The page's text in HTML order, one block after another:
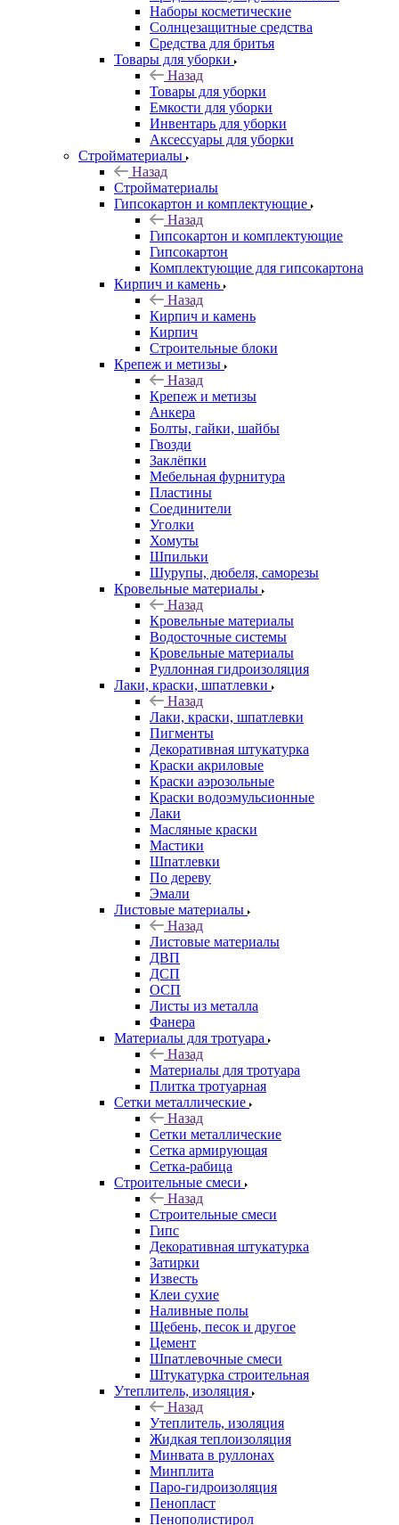
Наборы косметические
Солнцезащитные средства
Средства для бритья
Товары для уборки
Назад
Товары для уборки
Емкости для уборки
Инвентарь для уборки
Аксессуары для уборки
Стройматериалы
Назад
Стройматериалы
Гипсокартон и комплектующие
Назад
Гипсокартон и комплектующие
Гипсокартон
Комплектующие для гипсокартона
Кирпич и камень
Назад
Кирпич и камень
Кирпич
Строительные блоки
Крепеж и метизы
Назад
Крепеж и метизы
Анкера
Болты, гайки, шайбы
Гвозди
Заклёпки
Мебельная фурнитура
Пластины
Соединители
Уголки
Хомуты
Шпильки
Шурупы, дюбеля, саморезы
Кровельные материалы
Назад
Кровельные материалы
Водосточные системы
Кровельные материалы
Руллонная гидроизоляция
Лаки, краски, шпатлевки
Назад
Лаки, краски, шпатлевки
Пигменты
Декоративная штукатурка
Краски акриловые
Краски аэрозольные
Краски водоэмульсионные
Лаки
Масляные краски
Мастики
Шпатлевки
По дереву
Эмали
Листовые материалы
Назад
Листовые материалы
ДВП
ДСП
ОСП
Листы из металла
Фанера
Материалы для тротуара
Назад
Материалы для тротуара
Плитка тротуарная
Сетки металлические
Назад
Сетки металлические
Сетка армирующая
Сетка-рабица
Строительные смеси
Назад
Строительные смеси
Гипс
Декоративная штукатурка
Затирки
Известь
Клеи сухие
Наливные полы
Щебень, песок и другое
Цемент
Шпатлевочные смеси
Штукатурка строительная
Утеплитель, изоляция
Назад
Утеплитель, изоляция
Жидкая теплоизоляция
Минвата в руллонах
Минплита
Паро-гидроизоляция
Пенопласт
Пенополистирол